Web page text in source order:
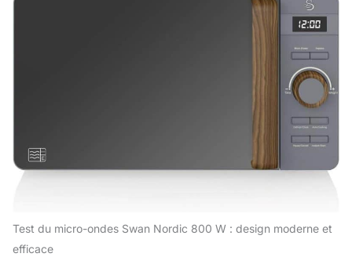
Test du micro-ondes Swan Nordic 800 W : design moderne et
efficace